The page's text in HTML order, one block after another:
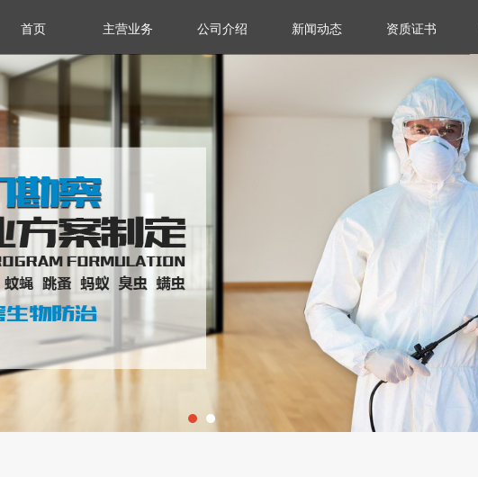
首页 主营业务 公司介绍 新闻动态 资质证书